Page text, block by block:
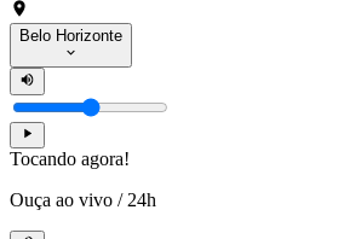
Belo Horizonte
Tocando agora!
Ouça ao vivo / 24h